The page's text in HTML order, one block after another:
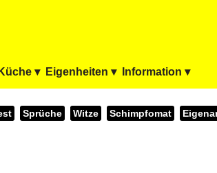
▾ Eigenheiten ▾ Information ▾
Sprüche Witze Schimpfomat